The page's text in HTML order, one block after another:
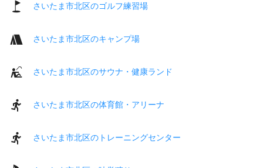
さいたま市北区のゴルフ練習場
さいたま市北区のキャンプ場
さいたま市北区のサウナ・健康ランド
さいたま市北区の体育館・アリーナ
さいたま市北区のトレーニングセンター